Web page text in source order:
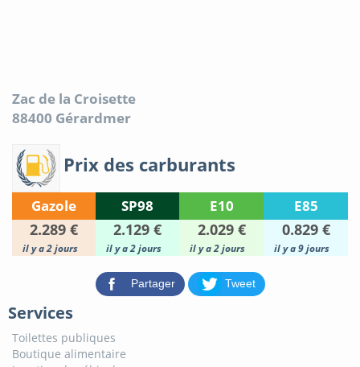
Zac de la Croisette
88400 Gérardmer
Prix des carburants
Gazole SP98 E10 E85
2.289 € 2.129 € 2.029 € 0.829 €
il y a 2 jours il y a 2 jours il y a 2 jours il y a 9 jours
Partager Tweet
Services
Toilettes publiques
Boutique alimentaire